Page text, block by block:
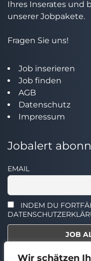
Wir schätzen
Ihres Inserates und
unserer Jobpakete.
Fragen Sie uns!
Job inserieren
Job finden
AGB
Datenschutz
Impressum
Jobalert
EMAIL
INDEM DU